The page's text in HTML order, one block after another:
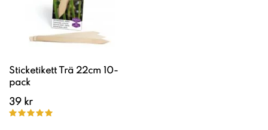
Sticketikett Trä 22cm 10-
pack
39 kr